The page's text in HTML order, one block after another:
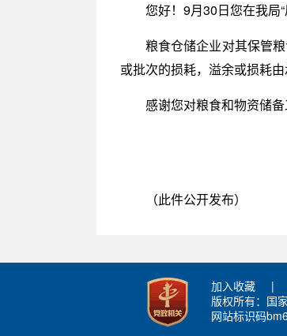
您好！9月30日您在我局
粮食仓储企业对其保管
或批次的损耗，溢余或损耗
感谢您对粮食和物资储备
（此件公开发布）
加入收藏 |
版权所有：国
网站标识码